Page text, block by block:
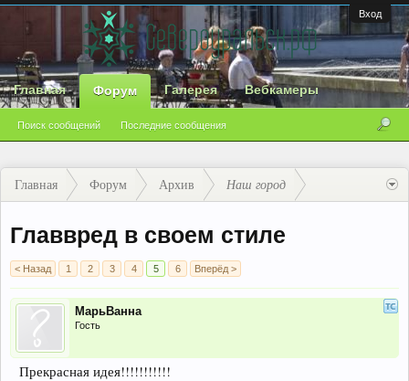
Вход
Главная Форум
Поиск сообщений Последние сообщения
Галерея Вебкамеры
Главная Форум Архив Наш город
Главвред в своем стиле
< Назад 1 2 3 4 5 6 Вперёд >
МарьВанна
Гость
Прекрасная идея!!!!!!!!!!!